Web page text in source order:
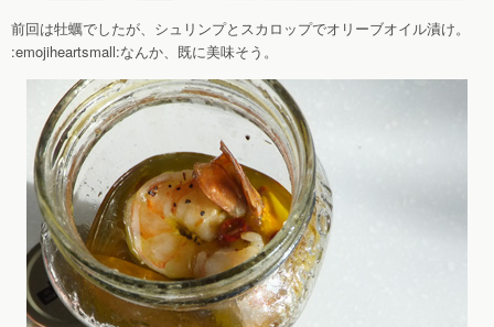
前回は牡蠣でしたが、シュリンプとスカロップでオリーブオイル漬け。
:emojiheartsmall:なんか、既に美味そう。